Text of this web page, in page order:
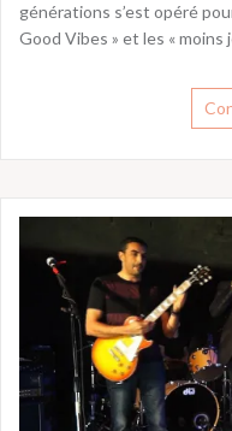
générations s’est opéré
Good Vibes » et les « moins